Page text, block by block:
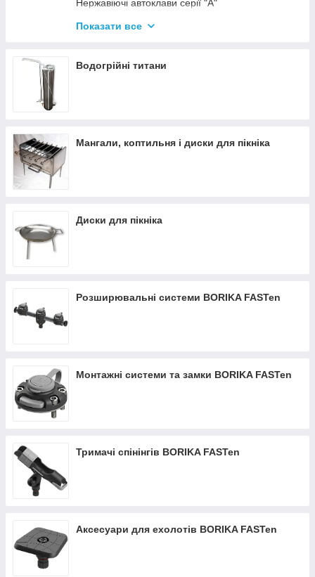
Нержавіючі автоклави серії "А"
Промислові автоклави
Комплектуючі для автоклавів
Показати все
Водогрійні титани
Мангали, коптильня і диски для пікніка
Диски для пікніка
Розширювальні системи BORIKA FASTen
Монтажні системи та замки BORIKA FASTen
Тримачі спінінгів BORIKA FASTen
Аксесуари для ехолотів BORIKA FASTen